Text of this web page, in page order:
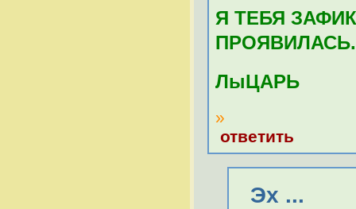
Я ТЕБЯ
ЛыЦАРЬ
»
ответить
Эх ...